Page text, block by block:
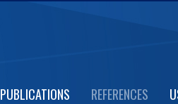
PUBLICATIONS REFERENCES